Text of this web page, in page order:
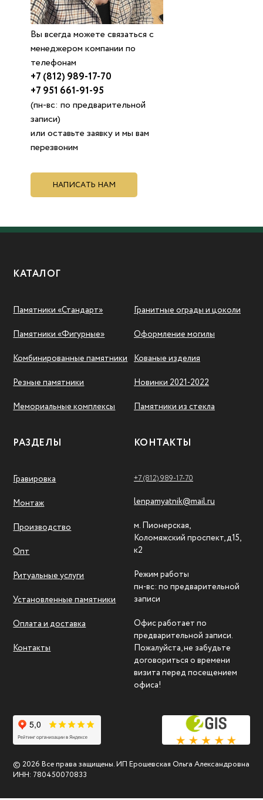
Вы всегда можете связаться с
менеджером компании по
телефонам
+7 (812) 989-17-70
+7 951 661-91-95
(пн-вс: по предварительной
записи)
или оставьте заявку и мы вам
перезвоним
НАПИСАТЬ НАМ
КАТАЛОГ
Памятники «Стандарт»
Памятники «Фигурные»
Комбинированные памятники
Резные памятники
Мемориальные комплексы
Гранитные ограды и цоколи
Оформление могилы
Кованые изделия
Новинки 2021-2022
Памятники из стекла
РАЗДЕЛЫ
Гравировка
Монтаж
Производство
Опт
Ритуальные услуги
Установленные памятники
Оплата и доставка
Контакты
КОНТАКТЫ
+7 (812) 989-17-70
lenpamyatnik@mail.ru
м. Пионерская,
Коломяжский проспект, д15,
к2
Режим работы
пн-вс: по предварительной
записи
Офис работает по
предварительной записи.
Пожалуйста, не забудьте
договориться о времени
визита перед посещением
офиса!
© 2026 Все права защищены. ИП Ерошевская Ольга Александровна
ИНН: 780450070833